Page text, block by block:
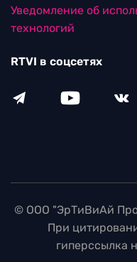
Уведомление об
технологий
RTVI в соцсетях
© ООО "ЭрТиВиАй
При
гиперссылка